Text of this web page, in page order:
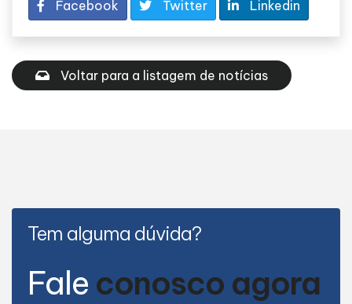
Facebook Twitter Linkedin
Voltar para a listagem de notícias
Tem alguma dúvida?
Fale conosco agora